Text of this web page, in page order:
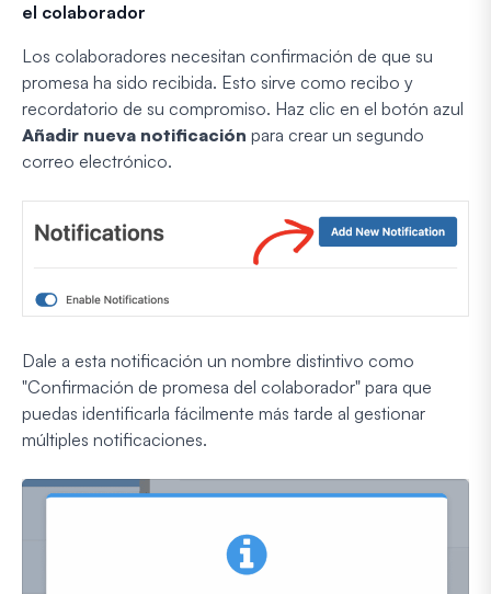
el colaborador
Los colaboradores necesitan confirmación de que su
promesa ha sido recibida. Esto sirve como recibo y
recordatorio de su compromiso. Haz clic en el botón azul
Añadir nueva notificación para crear un segundo
correo electrónico.
Dale a esta notificación un nombre distintivo como
"Confirmación de promesa del colaborador" para que
puedas identificarla fácilmente más tarde al gestionar
múltiples notificaciones.